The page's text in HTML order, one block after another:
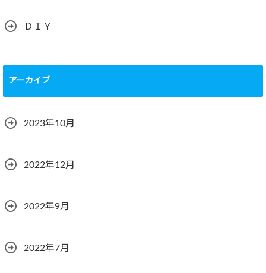
ＤＩＹ
アーカイブ
2023年10月
2022年12月
2022年9月
2022年7月